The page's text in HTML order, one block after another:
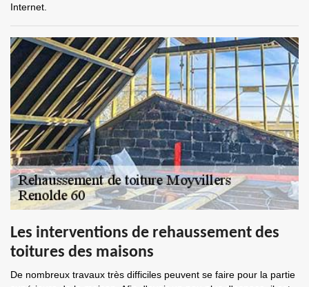
Internet.
Les interventions de rehaussement des
toitures des maisons
De nombreux travaux très difficiles peuvent se faire pour la partie